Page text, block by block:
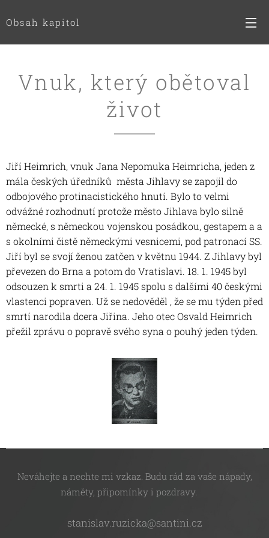
Obsah kapitol
Vnuk, který obětoval
život
Jiří Heimrich, vnuk Jana Nepomuka Heimricha, jeden z
mála českých úředníků města Jihlavy se zapojil do
odbojového protinacistického hnutí. Bylo to velmi
odvážné rozhodnutí protože město Jihlava bylo silně
německé, s německou vojenskou posádkou, gestapem a a
s okolními čistě německými vesnicemi, pod patronací SS.
Jiří byl se svojí ženou zatčen v květnu 1944. Z Jihlavy byl
převezen do Brna a potom do Vratislavi. 18. 1. 1945 byl
odsouzen k smrti a 24. 1. 1945 spolu s dalšími 40 českými
vlastenci popraven. Už se nedověděl , že se mu týden před
smrtí narodila dcera Jiřina. Jeho otec Osvald Heimrich
přežil zprávu o popravě svého syna o pouhý jeden týden.
Neváhejte a nechte mi vzkaz. Budu rád za vaše nápady,
náměty, připomínky i pozdravy.
stanislav.ruzicka@santini.cz